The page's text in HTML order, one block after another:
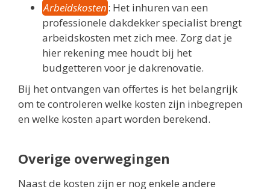
Arbeidskosten: Het inhuren van een
professionele dakdekker specialist brengt
arbeidskosten met zich mee. Zorg dat je
hier rekening mee houdt bij het
budgetteren voor je dakrenovatie.
Bij het ontvangen van offertes is het belangrijk
om te controleren welke kosten zijn inbegrepen
en welke kosten apart worden berekend.
Overige overwegingen
Naast de kosten zijn er nog enkele andere